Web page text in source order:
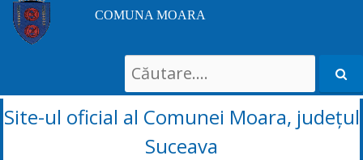
COMUNA MOARA
Search
for:
Site-ul oficial al Comunei Moara, județul
Suceava